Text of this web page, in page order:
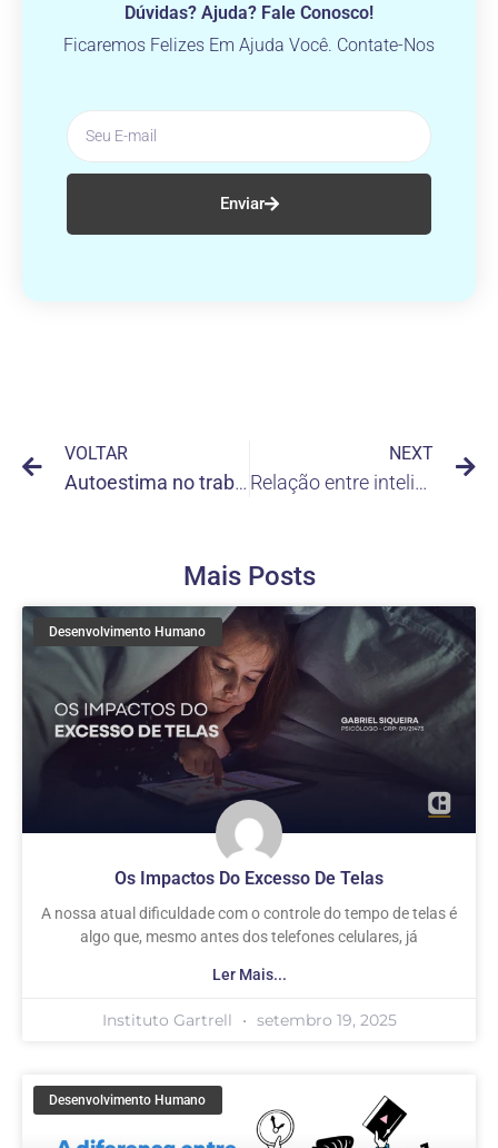
Dúvidas? Ajuda? Fale Conosco!
Ficaremos Felizes Em Ajuda Você. Contate-Nos
Enviar
VOLTAR
Autoestima no trabalho: como nos sentirmos satisfeitos com nós mesmos no trabalho
NEXT
Relação entre inteligência emocional e pensamento crítico
Mais Posts
Desenvolvimento Humano
Os Impactos Do Excesso De Telas
A nossa atual dificuldade com o controle do tempo de telas é
algo que, mesmo antes dos telefones celulares, já
Ler Mais...
Instituto Gartrell setembro 19, 2025
Desenvolvimento Humano